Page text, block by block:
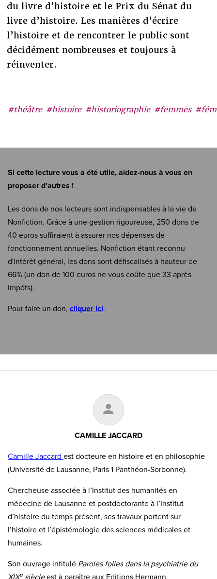
#théâtre #histoire #historiographie #femmes
du livre d’histoire et le Prix du Sénat du
livre d’histoire. Les manières d’écrire
l’histoire et de rencontrer le public sont
décidément nombreuses et toujours à
réinventer.
Si cette lecture vous a été utile, aidez-nous à vous en
proposer d'autres !
Les dons de nos lecteurs sont indispensables à la vie de
Nonfiction. Grâce à une gestion rigoureuse, 250 dons de
40 euros suffiraient à assurer nos dépenses de
fonctionnement annuelles. Nonfiction étant reconnu
d'intérêt général, les dons sont défiscalisés à hauteur de
66% (un don de 100 euros ne vous coûte que 33 après
impôts).
Pour faire un don, cliquer ici.
CAMILLE JACCARD
Camille Jaccard est docteure en histoire et en philosophie
(Université de Lausanne, Paris 1 Panthéon-Sorbonne).
Chercheuse associée à l’Institut des humanités en
médecine de Lausanne et postdoctorante à l’Institut
d’histoire du temps présent, ses travaux portent sur
l’histoire et l’épistémologie des sciences médicales et
humaines.
Son ouvrage intitulé Paroles folles dans la psychiatrie du
e